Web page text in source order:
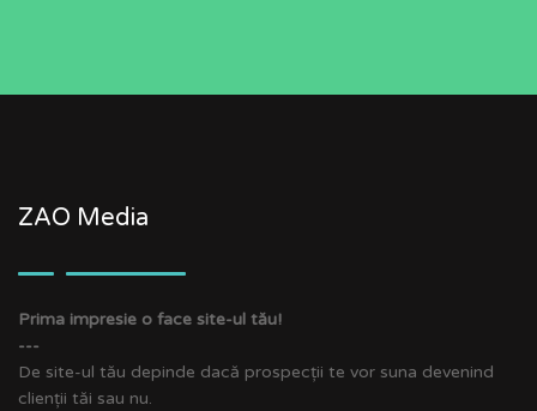
ZAO Media
Prima impresie o face site-ul tău!
---
De site-ul tău depinde dacă prospecții te vor suna devenind
clienții tăi sau nu.